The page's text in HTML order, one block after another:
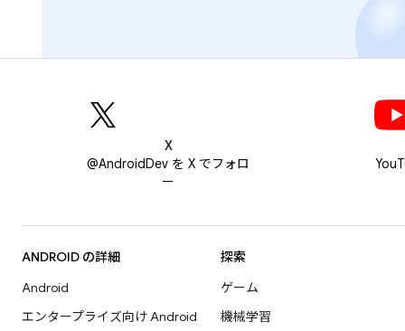
X
@AndroidDev を X でフォロ
ー
ANDROID の詳細
Android
エンタープライズ向け Android
探索
ゲーム
機械学習